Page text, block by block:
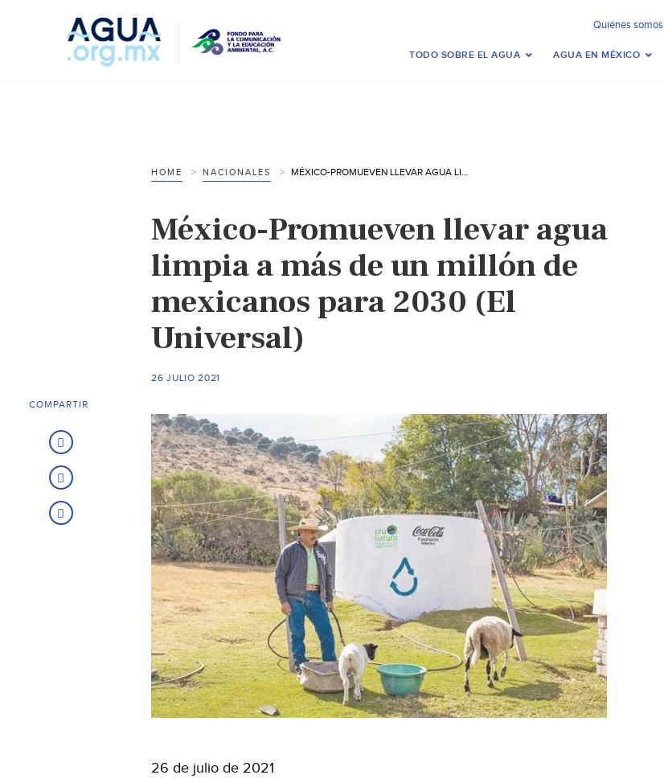
Quiénes somos
TODO SOBRE EL AGUA AGUA EN MÉXICO
HOME NACIONALES MÉXICO-PROMUEVEN LLEVAR AGUA LIMPIA A MÁS DE UN MILLÓN DE MEXICANOS PARA 2030 (EL UNIVERSAL)
México-Promueven llevar agua
limpia a más de un millón de
mexicanos para 2030 (El
Universal)
26 JULIO 2021
26 de julio de 2021
COMPARTIR